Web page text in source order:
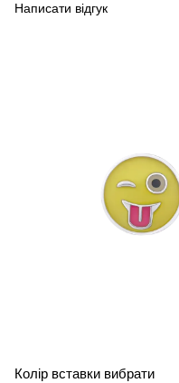
Написати відгук
Колір вставки вибрати